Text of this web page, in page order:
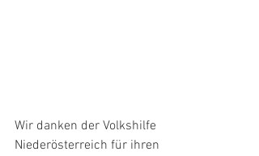
Wir danken der Volkshilfe
Niederösterreich für ihren